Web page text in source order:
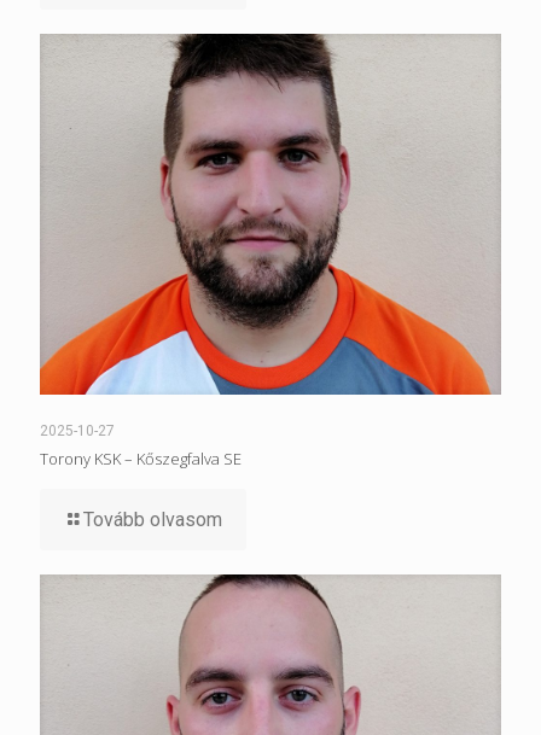
2025-10-27
Torony KSK – Kőszegfalva SE
Tovább olvasom